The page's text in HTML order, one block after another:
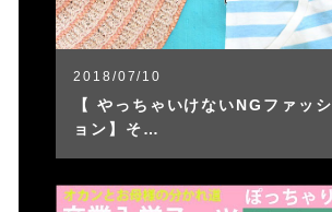
2018/07/10
【 やっちゃいけないNGファッシ
ョン】そ…